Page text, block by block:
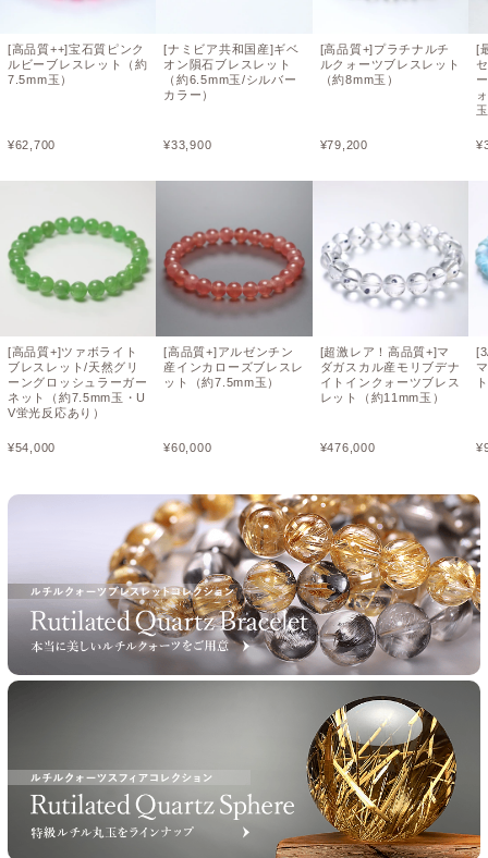
[高品質++]宝石質ピンク
ルビーブレスレット（約
7.5mm玉）
¥62,700
[高品質+]ツァボライト
ブレスレット/天然グリ
ーングロッシュラーガー
ネット（約7.5mm玉・U
V蛍光反応あり）
¥54,000
[ナミビア共和国産]ギベ
オン隕石ブレスレット
（約6.5mm玉/シルバー
カラー）
¥33,900
[高品質+]アルゼンチン
産インカローズブレスレ
ット（約7.5mm玉）
¥60,000
[高品質+]プラチナルチ
ルクォーツブレスレット
（約8mm玉）
¥79,200
[超激レア！高品質+]マ
ダガスカル産モリブデナ
イトインクォーツブレス
レット（約11mm玉）
¥476,000
[
¥
¥